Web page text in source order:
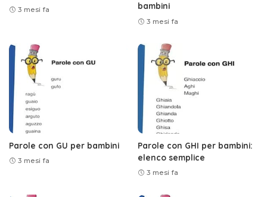
3 mesi fa
bambini
3 mesi fa
Parole con GU per bambini
3 mesi fa
Parole con GHI per bambini:
elenco semplice
3 mesi fa